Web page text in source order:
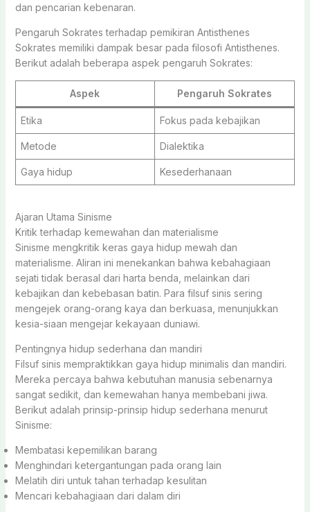
dan pencarian kebenaran.
Pengaruh Sokrates terhadap pemikiran Antisthenes
Sokrates memiliki dampak besar pada filosofi Antisthenes.
Berikut adalah beberapa aspek pengaruh Sokrates:
Aspek Pengaruh Sokrates
Etika Fokus pada kebajikan
Metode Dialektika
Gaya hidup Kesederhanaan
Ajaran Utama Sinisme
Kritik terhadap kemewahan dan materialisme
Sinisme mengkritik keras gaya hidup mewah dan
materialisme. Aliran ini menekankan bahwa kebahagiaan
sejati tidak berasal dari harta benda, melainkan dari
kebajikan dan kebebasan batin. Para filsuf sinis sering
mengejek orang-orang kaya dan berkuasa, menunjukkan
kesia-siaan mengejar kekayaan duniawi.
Pentingnya hidup sederhana dan mandiri
Filsuf sinis mempraktikkan gaya hidup minimalis dan mandiri.
Mereka percaya bahwa kebutuhan manusia sebenarnya
sangat sedikit, dan kemewahan hanya membebani jiwa.
Berikut adalah prinsip-prinsip hidup sederhana menurut
Sinisme:
Membatasi kepemilikan barang
Menghindari ketergantungan pada orang lain
Melatih diri untuk tahan terhadap kesulitan
Mencari kebahagiaan dari dalam diri